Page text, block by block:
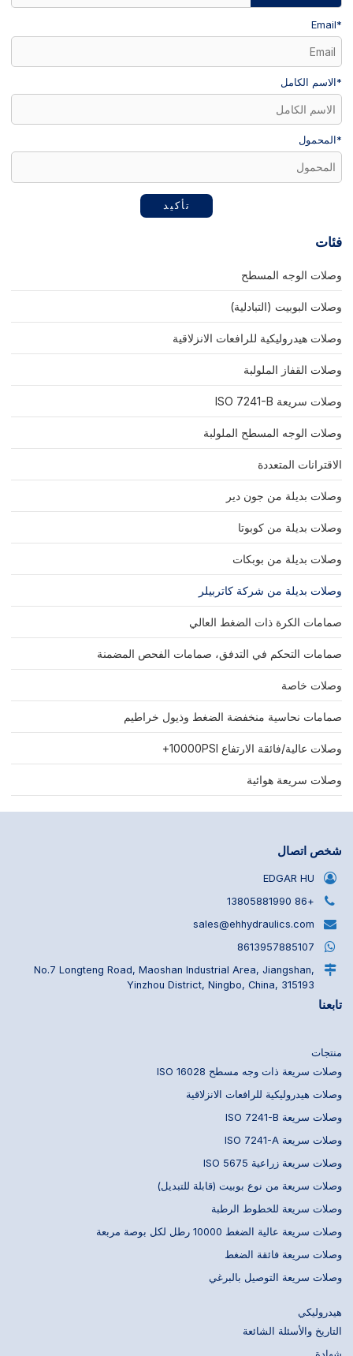
*
Email
* الاسم الكامل
* المحمول
تأكيد
فئات
وصلات الوجه المسطح
وصلات البوبيت (التبادلية)
وصلات هيدروليكية للرافعات الانزلاقية
وصلات القفاز الملولبة
وصلات سريعة ISO 7241-B
وصلات الوجه المسطح الملولبة
الاقترانات المتعددة
وصلات بديلة من جون دير
وصلات بديلة من كوبوتا
وصلات بديلة من بوبكات
وصلات بديلة من شركة كاتربيلر
صمامات الكرة ذات الضغط العالي
صمامات التحكم في التدفق، صمامات الفحص المضمنة
وصلات خاصة
صمامات نحاسية منخفضة الضغط وذيول خراطيم
وصلات عالية/فائقة الارتفاع 10000PSI+
وصلات سريعة هوائية
شخص اتصال
EDGAR HU
+86 13805881990
sales@ehhydraulics.com
8613957885107
No.7 Longteng Road, Maoshan Industrial Area, Jiangshan,
Yinzhou District, Ningbo, China, 315193
تابعنا
منتجات
وصلات سريعة ذات وجه مسطح ISO 16028
وصلات هيدروليكية للرافعات الانزلاقية
وصلات سريعة ISO 7241-B
وصلات سريعة ISO 7241-A
وصلات سريعة زراعية ISO 5675
وصلات سريعة من نوع بوبيت (قابلة للتبديل)
وصلات سريعة للخطوط الرطبة
وصلات سريعة عالية الضغط 10000 رطل لكل بوصة مربعة
وصلات سريعة فائقة الضغط
وصلات سريعة التوصيل بالبرغي
هيدروليكي
التاريخ والأسئلة الشائعة